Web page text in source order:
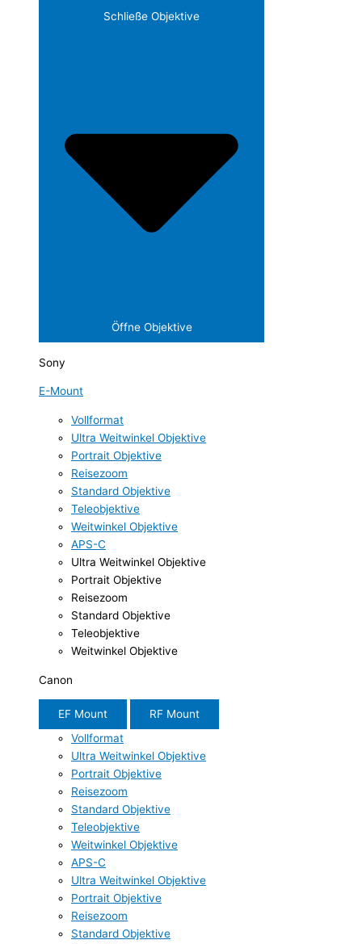
Schließe Objektive
Öffne Objektive
Sony
E-Mount
Vollformat
Ultra Weitwinkel Objektive
Portrait Objektive
Reisezoom
Standard Objektive
Teleobjektive
Weitwinkel Objektive
APS-C
Ultra Weitwinkel Objektive
Portrait Objektive
Reisezoom
Standard Objektive
Teleobjektive
Weitwinkel Objektive
Canon
EF Mount
RF Mount
Vollformat
Ultra Weitwinkel Objektive
Portrait Objektive
Reisezoom
Standard Objektive
Teleobjektive
Weitwinkel Objektive
APS-C
Ultra Weitwinkel Objektive
Portrait Objektive
Reisezoom
Standard Objektive